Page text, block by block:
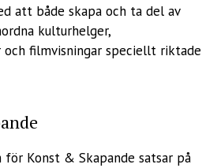
att både skapa och ta del av
kulturhelger,
filmvisningar speciellt riktade
för Konst & Skapande satsar på